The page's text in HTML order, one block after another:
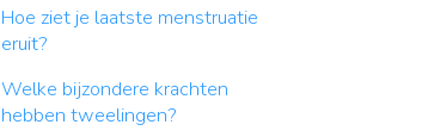
Hoe ziet je laatste menstruatie
eruit?
Welke bijzondere krachten
hebben tweelingen?